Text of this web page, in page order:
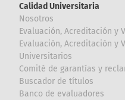
Calidad Universitaria
Nosotros
Evaluación, Acreditación y
Evaluación, Acreditación y
Universitarios
Comité de garantías y
Buscador de títulos
Banco de evaluadores